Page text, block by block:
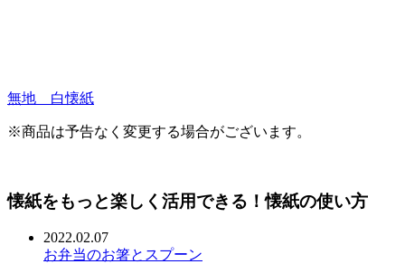
無地 白懐紙
※商品は予告なく変更する場合がございます。
懐紙をもっと楽しく活用できる！懐紙の使い方
2022.02.07
お弁当のお箸とスプーン